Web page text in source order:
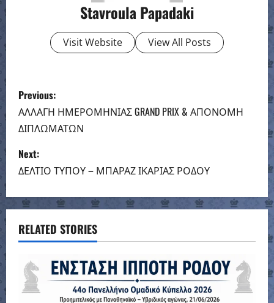
Stavroula Papadaki
Visit Website View All Posts
P
o
s
t
n
a
v
g
Previous:
ΑΛΛΑΓΗ ΗΜΕΡΟΜΗΝΙΑΣ GRAND PRIX & ΑΠΟΝΟΜΗ
ΔΙΠΛΩΜΑΤΩΝ
Next:
ΔΕΛΤΙΟ ΤΥΠΟΥ – ΜΠΑΡΑΖ ΙΚΑΡΙΑΣ ΡΟΔΟΥ
RELATED STORIES